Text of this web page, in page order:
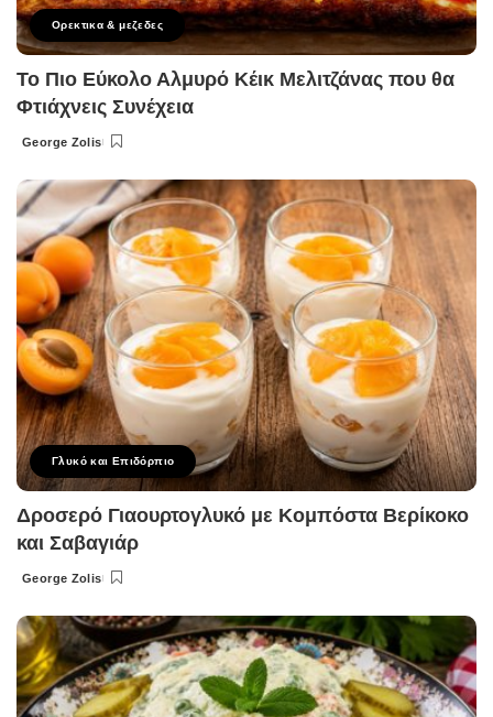
Ορεκτικα & μεζεδες
Το Πιο Εύκολο Αλμυρό Κέικ Μελιτζάνας που θα
Φτιάχνεις Συνέχεια
Posted
George Zolis
Γλυκό και Επιδόρπιο
Δροσερό Γιαουρτογλυκό με Κομπόστα Βερίκοκο
και Σαβαγιάρ
Posted
George Zolis